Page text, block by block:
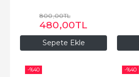
Sepete Ekle
800,00TL
480,00TL
-%40 -%40